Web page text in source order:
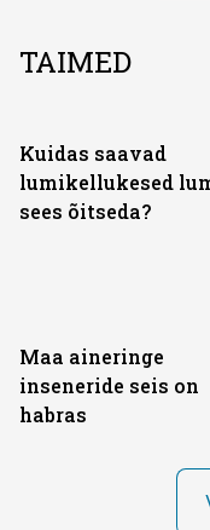
TAIMED
Kuidas saavad
lumikellukesed
sees õitseda?
Maa aineringe
inseneride seis on
habras